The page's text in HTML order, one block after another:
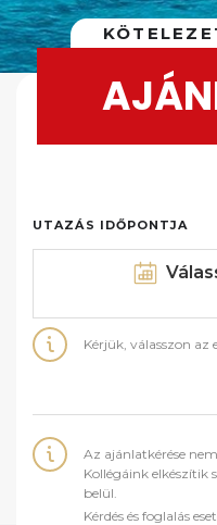
UTAZÁS IDŐPONTJA
Kérjük, válasszon
Az ajánlatkérése
Kollégáink elkészítik
belül.
Kérdés és foglalás